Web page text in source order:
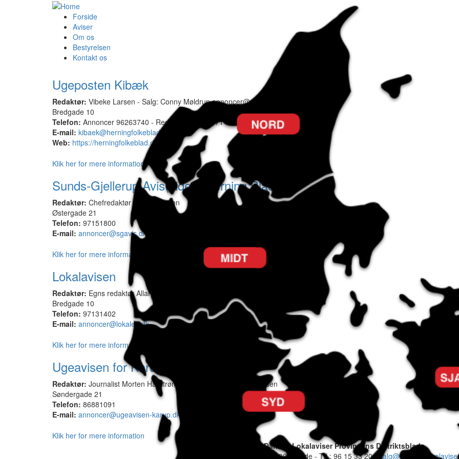
Forside
Aviser
Om os
Bestyrelsen
Kontakt os
Ugeposten Kibæk
Redaktør: Vibeke Larsen - Salg: Conny Møldrup annoncer@ugepostenkibaek.dk
Bredgade 10
Telefon: Annoncer 96263740 - Redaktion 97191571
E-mail: kibaek@herningfolkeblad.dk
Web: https://herningfolkeblad.dk/
Klik her for mere information
Sunds-Gjellerup Avis(sider i Herning Bladet)
Redaktør: Chefredaktør Vibeke Larsen
Østergade 21
Telefon: 97151800
E-mail: annoncer@sgavis.dk
Klik her for mere information
Lokalavisen
Redaktør: Egns redaktør Allan Damgaard
Bredgade 10
Telefon: 97131402
E-mail: annoncer@lokalen.dk
Klik her for mere information
Ugeavisen for Karup
Redaktør: Journalist Morten Hallstrøm - Annoncer: Betinna Sørensen
Søndergade 21
Telefon: 86881091
E-mail: annoncer@ugeavisen-karup.dk
Klik her for mere information
Danske Lokalaviser Provinsens Distriktsblade
Storegade 25 - 7330 Brande - Tlf.: 96 15 33 20 - salg@danske-